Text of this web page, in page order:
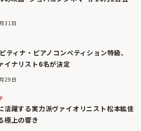
31日
ティナ・ピアノコンペティション特級、
イナリスト6名が決定
29日
活躍する実力派ヴァイオリニスト松本紘佳
極上の響き